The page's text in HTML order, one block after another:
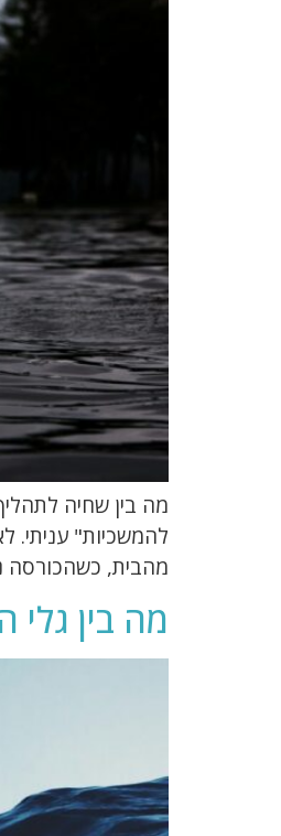
מה בין שחיה
להמשכיות" עניתי.
מהבית, כשהכורסה
מה בין גלי